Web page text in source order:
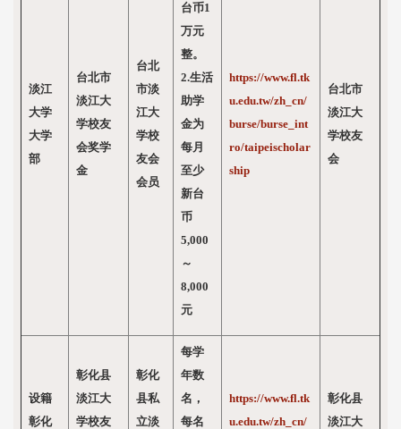
淡江
大学
大学
部
台北市
淡江大
学校友
会奖学
金
台北
市淡
江大
学校
友会
会员
台币1
万元
整。
2.生活
助学
金为
每月
至少
新台
币
5,000
～
8,000
元
https://www.fl.tk
u.edu.tw/zh_cn/
burse/burse_int
ro/taipeischolar
ship
台北市
淡江大
学校友
会
设籍
彰化
彰化县
淡江大
学校友
彰化
县私
立淡
每学
年数
名，
每名
https://www.fl.tk
u.edu.tw/zh_cn/
彰化县
淡江大